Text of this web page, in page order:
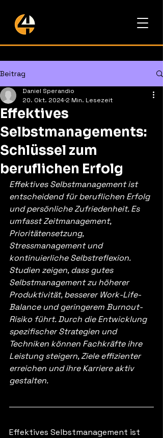
Beitrag
Effektives
Selbstmanagements:
Schlüssel zum
beruflichen Erfolg
Daniel Sperandio
20. Okt. 2024 2 Min. Lesezeit
Effektives Selbstmanagement ist
entscheidend für beruflichen Erfolg
und persönliche Zufriedenheit. Es
umfasst Zeitmanagement,
Prioritätensetzung,
Stressmanagement und
kontinuierliche Selbstreflexion.
Studien zeigen, dass gutes
Selbstmanagement zu höherer
Produktivität, besserer Work-Life-
Balance und geringerem Burnout-
Risiko führt. Durch die Entwicklung
spezifischer Strategien und
Techniken können Fachkräfte ihre
Leistung steigern, Ziele effizienter
erreichen und ihre Karriere aktiv
gestalten.
Effektives Selbstmanagement ist